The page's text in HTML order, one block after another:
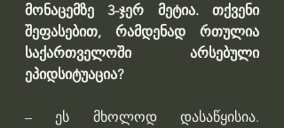
მონაცემზე 3-ჯერ მეტია. თქვენი
შეფასებით, რამდენად რთულია
საქართველოში არსებული
ეპიდსიტუაცია?
– ეს მხოლოდ დასაწყისია.